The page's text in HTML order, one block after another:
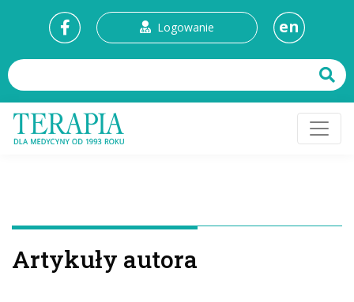
Logowanie en
Artykuły autora